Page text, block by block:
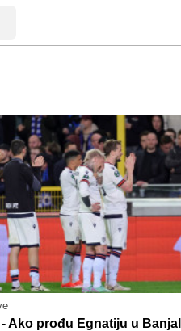
Ako prođu Egnatiju u